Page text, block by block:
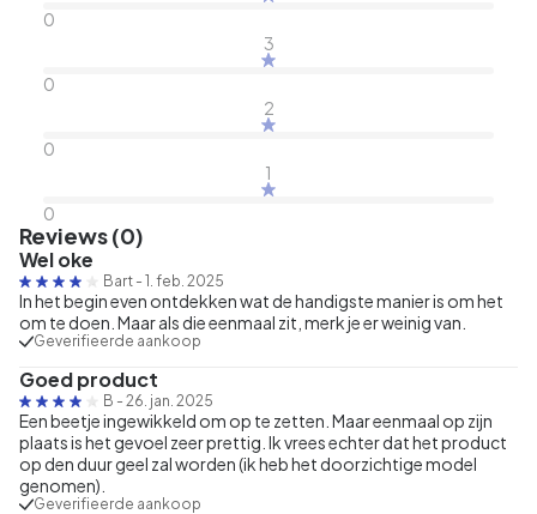
0
3
0
2
0
1
0
Reviews (0)
Wel oke
Bart - 1. feb. 2025
In het begin even ontdekken wat de handigste manier is om het
om te doen. Maar als die eenmaal zit, merk je er weinig van.
Geverifieerde aankoop
Goed product
B - 26. jan. 2025
Een beetje ingewikkeld om op te zetten. Maar eenmaal op zijn
plaats is het gevoel zeer prettig. Ik vrees echter dat het product
op den duur geel zal worden (ik heb het doorzichtige model
genomen).
Geverifieerde aankoop